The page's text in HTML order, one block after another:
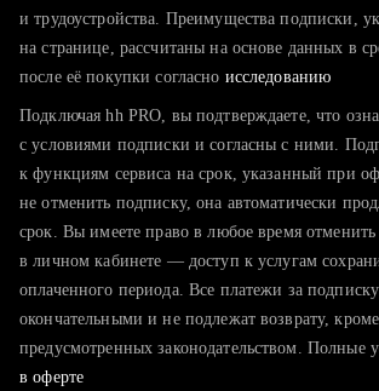
тратите много времени на поиск и
хотите сравнить себя с конкурентами и
и трудоустройства. Преимущества подписки,
на странице, рассчитаны на основе данных в
после её покупки согласно исследованию
Подключая hh PRO, вы подтверждаете, что
с условиями подписки и согласны с ними.
к функциям сервиса на срок, указанный при
не отменить подписку, она автоматически
срок. Вы имеете право в любое время
в личном кабинете — доступ к услугам
оплаченного периода. Все платежи за
окончательными и не подлежат возврату,
предусмотренных законодательством. Полные
в оферте